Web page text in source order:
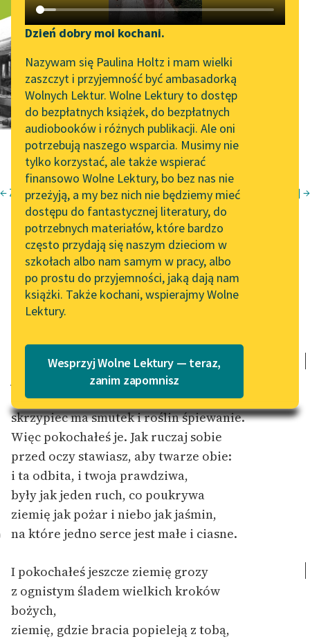
Katalog DAISY
Podkasty o książkach
Zgłoś brak utworu
Aktualności
„Prokurator Alicja Horn”
do słuchania
Byliśmy częścią AI Impact
Lab
Zapraszamy na spotkanie
online z tłumaczkami
literatury skandynawskiej
Spotkanie z Katarzyną
Tunkiel w Oslo
102. lata temu zmarł
Joseph Conrad
Lektury szkolne i klasyka
literatury do słuchania dla
uczennic i uczniów z
niepełnosprawnościami
E-kolekcja lektur
szkolnych i literatury do
słuchania dla uczennic i
uczniów z
niepełnosprawnościami
Popularyzacja
skandynawskiej literatury
feministycznej
Ręce pełne poezji
Narzędzia
Mapa Wolnych Lektur
Leśmianator
Przewodnik dla piszących i
czytających
API
OAI-PMH
Widget Wolnych Lektur
Przypisy
Katalog w formacie PDF
Dzień dobry moi kochani.
Nazywam się Paulina Holtz i mam wielki
zaszczyt i przyjemność być ambasadorką
Wolnych Lektur. Wolne Lektury to dostęp
do bezpłatnych książek, do bezpłatnych
audiobooków i różnych publikacji. Ale oni
potrzebują naszego wsparcia. Musimy nie
tylko korzystać, ale także wspierać
finansowo Wolne Lektury, bo bez nas nie
przeżyją, a my bez nich nie będziemy mieć
dostępu do fantastycznej literatury, do
potrzebnych materiałów, które bardzo
często przydają się naszym dzieciom w
szkołach albo nam samym w pracy, albo
po prostu do przyjemności, jaką dają nam
książki. Także kochani, wspierajmy Wolne
Lektury.
Wesprzyj Wolne Lektury — teraz,
zanim zapomnisz
[Niebo złote ci otworzę...] →
← ZwycięzcyKrzysztof Kamil Baczyński
Dwie miłości
które się w formach słowiczych ustało,
jak mleko płynie w szklanym smukłym
dzbanie,
skrzypiec ma smutek i roślin śpiewanie.
Więc pokochałeś je. Jak ruczaj sobie
przed oczy stawiasz, aby twarze obie:
i ta odbita, i twoja prawdziwa,
były jak jeden ruch, co poukrywa
ziemię jak pożar i niebo jak jaśmin,
na które jedno serce jest małe i ciasne.
I pokochałeś jeszcze ziemię grozy
z ognistym śladem wielkich kroków
bożych,
ziemię, gdzie bracia popieleją z tobą,